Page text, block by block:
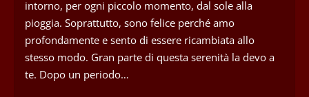
intorno, per ogni piccolo momento, dal sole alla
pioggia. Soprattutto, sono felice perché amo
profondamente e sento di essere ricambiata allo
stesso modo. Gran parte di questa serenità la devo a
te. Dopo un periodo…